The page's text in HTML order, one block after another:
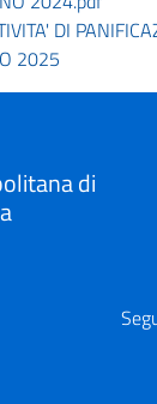
DI
2025
di